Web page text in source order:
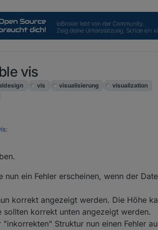
vis
vis visualisierung
visualization
:
(war mir auch nicht klar) ist es case-sensitiv?
ein Fehler erscheinen, wenn der
korrekt angezeigt werden. Die Höhe
korrekt unten angezeigt werden.
Struktur nun einen Fehler